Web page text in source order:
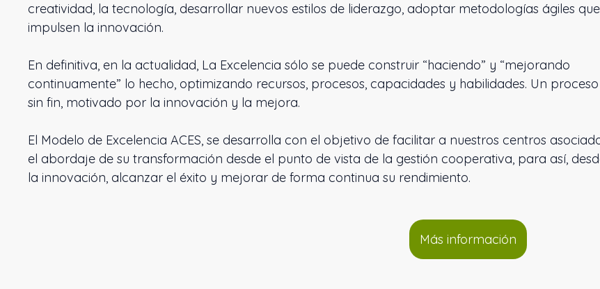
creatividad, la tecnología, desarrollar nuevos estilos de liderazgo, adoptar metodologías ágiles que
impulsen la innovación.
En definitiva, en la actualidad, La Excelencia sólo se puede construir “haciendo” y “mejorando
continuamente” lo hecho, optimizando recursos, procesos, capacidades y habilidades. Un proceso
sin fin, motivado por la innovación y la mejora.
El Modelo de Excelencia ACES, se desarrolla con el objetivo de facilitar a nuestros centros
el abordaje de su transformación desde el punto de vista de la gestión cooperativa, para así,
la innovación, alcanzar el éxito y mejorar de forma continua su rendimiento.
Más información